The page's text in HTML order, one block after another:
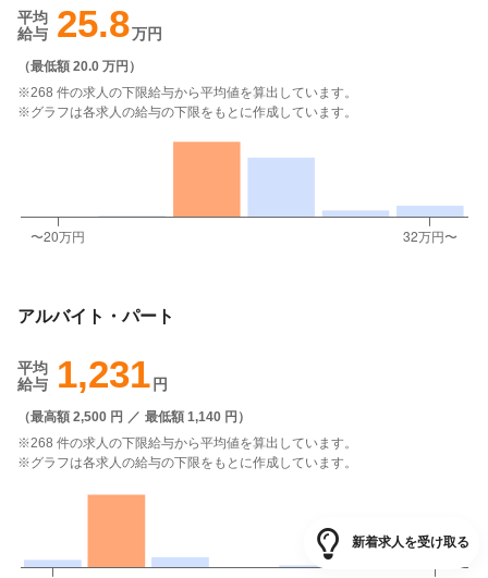
平均
給与 25.8万円
（最低額 20.0 万円 ）
※268 件の求人の下限給与から平均値を算出しています。
※グラフは各求人の給与の下限をもとに作成しています。
アルバイト・パート
平均
給与
1,231 円
（最高額 2,500 円 ／ 最低額 1,140 円 ）
※268 件の求人の下限給与から平均値を算出しています。
※グラフは各求人の給与の下限をもとに作成しています。
新着求人を受け取る